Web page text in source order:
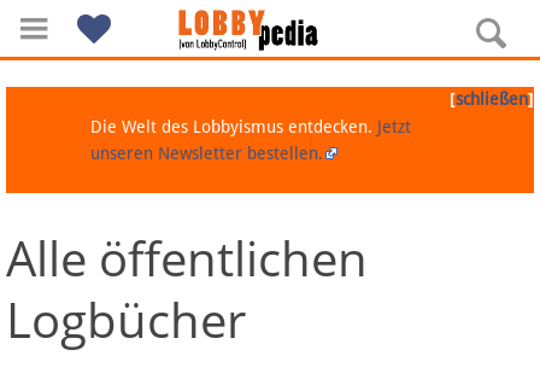
Navigation
Über Lobbypedia
[schließen]
Die Welt des Lobbyismus entdecken. Jetzt
unseren Newsletter bestellen.
Alle öffentlichen
Logbücher